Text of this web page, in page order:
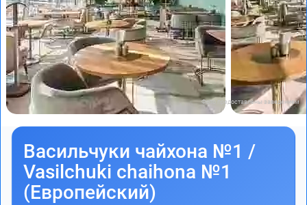
Фото предоставлены заведением
Васильчуки чайхона №1 /
Vasilchuki chaihona №1
(Европейский)